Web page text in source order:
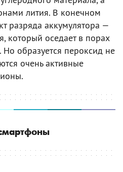
лития. В конечном
разряда аккумулятора —
который оседает в порах
Но образуется пероксид не
очень активные